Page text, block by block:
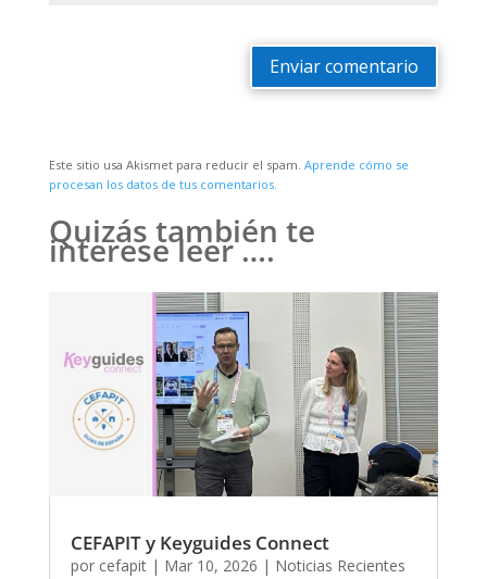
Enviar comentario
Este sitio usa Akismet para reducir el spam. Aprende cómo se
procesan los datos de tus comentarios.
Quizás también te
interese leer ….
CEFAPIT y Keyguides Connect
por cefapit| Mar 10, 2026 | Noticias Recientes